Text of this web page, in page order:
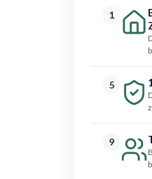
1
5
9